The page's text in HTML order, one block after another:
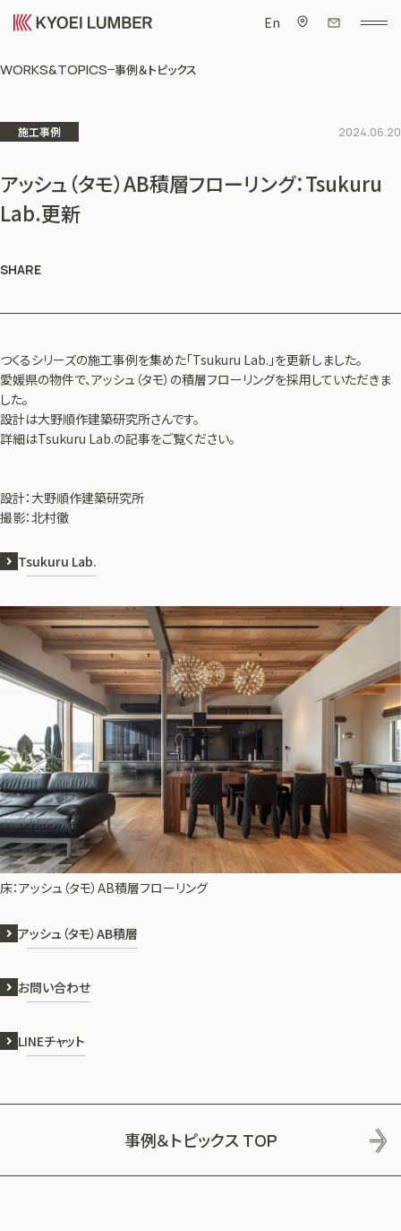
En
WORKS&TOPICS 事例＆トピックス
施工事例 2024.06.20
アッシュ（タモ）AB積層フローリング：Tsukuru
Lab.更新
SHARE
つくるシリーズの施工事例を集めた「Tsukuru Lab.」を更新しました。
愛媛県の物件で、アッシュ（タモ）の積層フローリングを採用していただきま
した。
設計は大野順作建築研究所さんです。
詳細はTsukuru Lab.の記事をご覧ください。
設計：大野順作建築研究所
撮影：北村徹
Tsukuru Lab.
床：アッシュ（タモ）AB積層フローリング
アッシュ（タモ）AB積層
お問い合わせ
LINEチャット
事例＆トピックス TOP